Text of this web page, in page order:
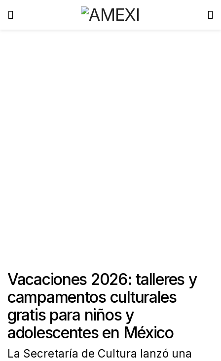
Vacaciones 2026: talleres y
campamentos culturales
gratis para niños y
adolescentes en México
La Secretaría de Cultura lanzó una